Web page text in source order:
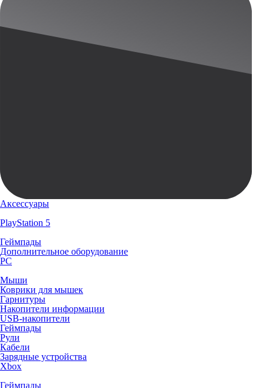
Аксессуары
PlayStation 5
Геймпады
Дополнительное оборудование
PC
Мыши
Коврики для мышек
Гарнитуры
Накопители информации
USB-накопители
Геймпады
Рули
Кабели
Зарядные устройства
Xbox
Геймпады